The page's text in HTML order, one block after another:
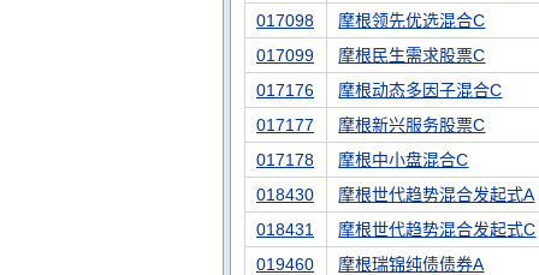
017098
摩根领先优选混合C
017099
摩根民生需求股票C
017176
摩根动态多因子混合C
017177
摩根新兴服务股票C
017178
摩根中小盘混合C
018430
摩根世代趋势混合发起式A
018431
摩根世代趋势混合发起式C
019460
摩根瑞锦纯债债券A